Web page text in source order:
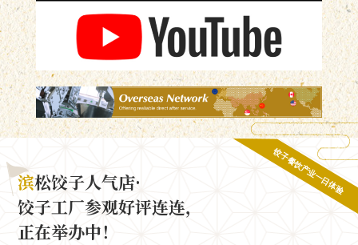
饺子餐饮产业一日体验
滨松饺子人气店·
饺子工厂参观好评连连，
正在举办中！